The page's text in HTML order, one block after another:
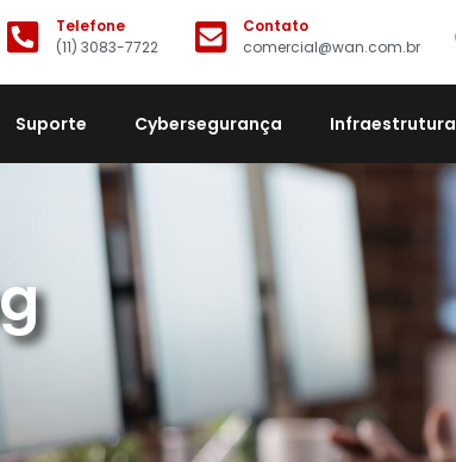
Telefone
(11) 3083-7722
Contato
comercial@wan.com.br
Suporte Cybersegurança Infraestrutura